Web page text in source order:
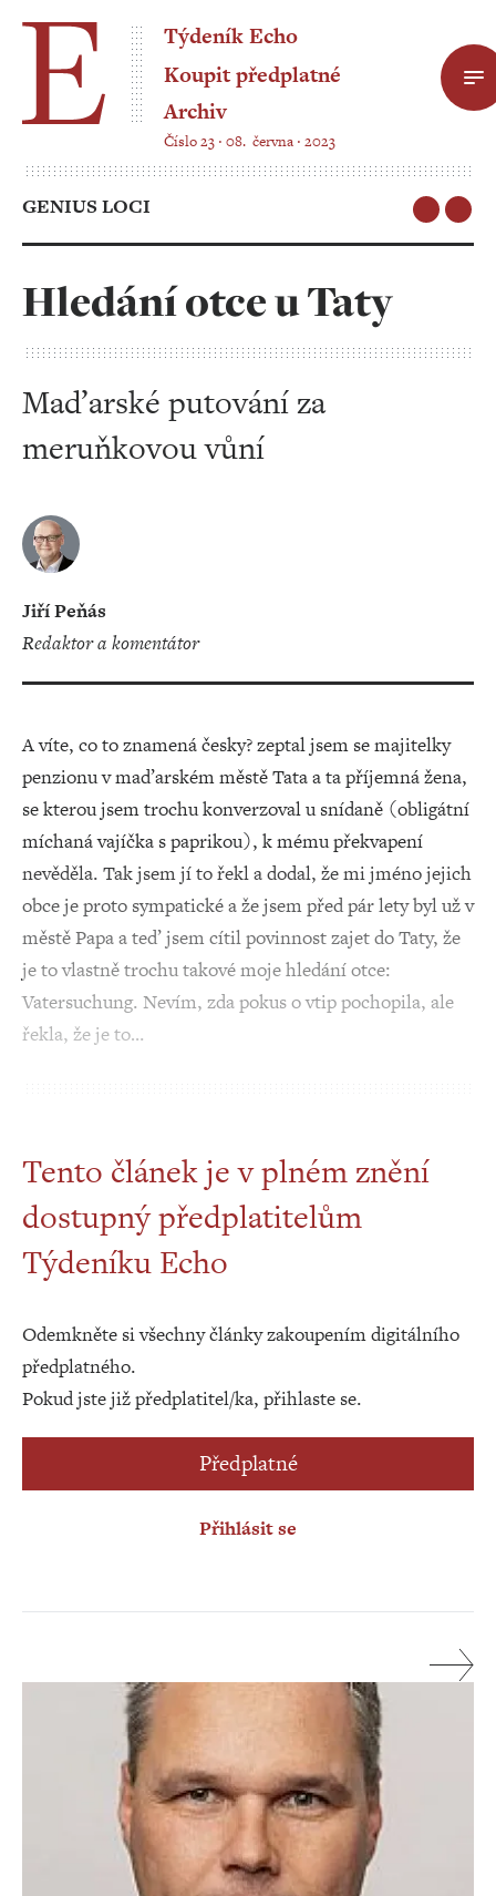
Týdeník Echo
Koupit předplatné
Archiv
Číslo 23 ‧ 08. června ‧ 2023
GENIUS LOCI
Hledání otce u Taty
Maďarské putování za
meruňkovou vůní
Jiří Peňás
redaktor a komentátor
A víte, co to znamená česky? zeptal jsem se majitelky
penzionu v maďarském městě Tata a ta příjemná žena,
se kterou jsem trochu konverzoval u snídaně (obligátní
míchaná vajíčka s paprikou), k mému překvapení
nevěděla. Tak jsem jí to řekl a dodal, že mi jméno jejich
obce je proto sympatické a že jsem před pár lety byl už v
městě Papa a teď jsem cítil povinnost zajet do Taty, že
je to vlastně trochu takové moje hledání otce:
Vatersuchung. Nevím, zda pokus o vtip pochopila, ale
řekla, že je to…
Tento článek je v plném znění
dostupný předplatitelům
Týdeníku Echo
Odemkněte si všechny články zakoupením digitálního
předplatného.
Pokud jste již předplatitel/ka, přihlaste se.
Předplatné
Přihlásit se